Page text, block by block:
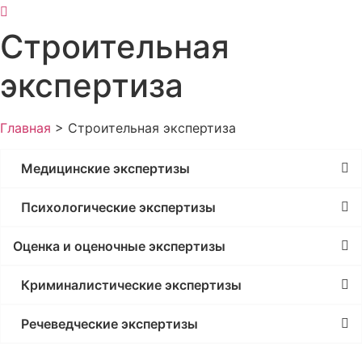
Строительная
экспертиза
Главная > Строительная экспертиза
Медицинские экспертизы
Психологические экспертизы
Оценка и оценочные экспертизы
Криминалистические экспертизы
Речеведческие экспертизы